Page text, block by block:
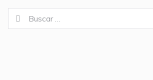
for:
Buscar